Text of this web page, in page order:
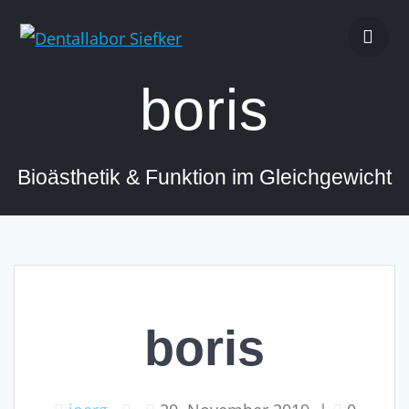
boris
Bioästhetik & Funktion im Gleichgewicht
boris